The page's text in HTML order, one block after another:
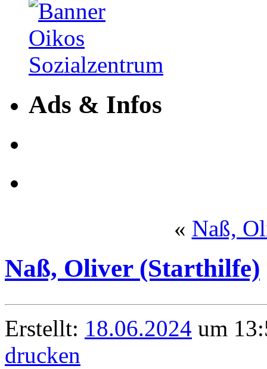
Ads & Infos
« Naß,
Naß, Oliver (Starthilfe)
Erstellt: 18.06.2024 um
drucken